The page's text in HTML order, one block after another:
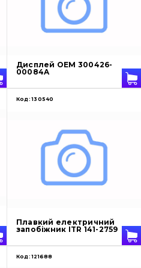
Дисплей OEM 300426-
00084A
Код: 130540
Плавкий електричний
запобіжник ITR 141-2759
Код: 121688